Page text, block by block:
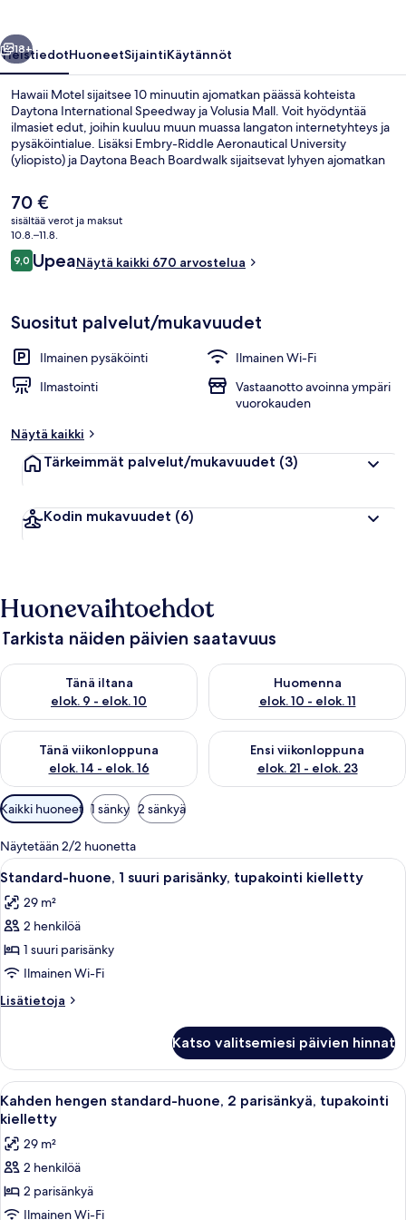
Seuraava
18+
YleistiedotHuoneetSijaintiKäytännöt
Hawaii Motel sijaitsee 10 minuutin ajomatkan päässä kohteista
Daytona International Speedway ja Volusia Mall. Voit hyödyntää
ilmasiet edut, joihin kuuluu muun muassa langaton internetyhteys ja
pysäköintialue. Lisäksi Embry-Riddle Aeronautical University
(yliopisto) ja Daytona Beach Boardwalk sijaitsevat lyhyen ajomatkan
henkilökuntaa.
Nykyinen
hinta
on
70 €
70 €
sisältää verot ja maksut
10.8.–11.8.
Arvostelut
9,09,0 kautta 10.
UpeaNäytä kaikki 670 arvostelua
Suositut palvelut/mukavuudet
Ilmainen pysäköinti
Ilmainen Wi-Fi
Ilmastointi
Vastaanotto avoinna ympäri
vuorokauden
Näytä kaikki
Tärkeimmät palvelut/mukavuudet (3)
Kodin mukavuudet (6)
Huonevaihtoehdot
Tarkista näiden päivien saatavuus
Tänä iltana
elok. 9 - elok. 10
Tarkista tämän illan saatavuus elok. 9 - elok. 10
Huomenna
elok. 10 - elok. 11
Tarkista huomisen saatavuus
Tänä viikonloppuna
elok. 14 - elok. 16
Tarkista tämän viikonlopun saatavuus elok. 14 - elok. 16
Ensi viikonloppuna
elok. 21 - elok. 23
Tarkista ensi viikonlopun
Huoneille
saatavilla
olevia
suodattimia
Kaikki huoneet 1 sänky 2 sänkyä
Näytetään 2/2 huonetta
Avaa
kaikki
huonetyypin
Standard-
huone,
1
suuri
parisänky,
kielletty
kuvat
Hotellihuone, jossa on sänky,
5
Standard-huone, 1 suuri parisänky, tupakointi kielletty
29 m²
2 henkilöä
1 suuri parisänky
Ilmainen Wi-Fi
Lisätietoja
Lisätietoja
1
suuri
parisänky,
tupakointi
kielletty
Katso valitsemiesi päivien hinnat
Avaa
kaikki
huonetyypin
Kahden
hengen
standard-
Hotellihuone, jossa on kaksi
4
Kahden hengen standard-huone, 2 parisänkyä, tupakointi
kielletty
29 m²
2 henkilöä
2 parisänkyä
Ilmainen Wi-Fi